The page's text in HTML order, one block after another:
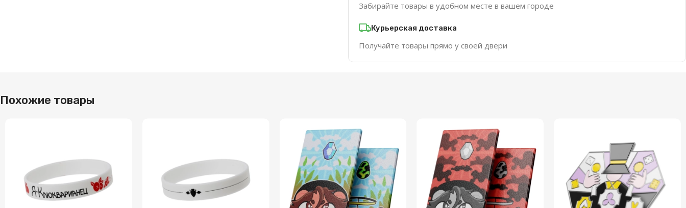
Забирайте товары в удобном месте в вашем городе
Курьерская доставка
Получайте товары прямо у своей двери
Похожие товары